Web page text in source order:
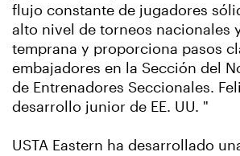
flujo constante de jugadores
alto nivel de torneos nacionales
temprana y proporciona pasos
embajadores en la Sección del
de Entrenadores Seccionales.
desarrollo junior de EE. UU. "
USTA Eastern ha desarrollado